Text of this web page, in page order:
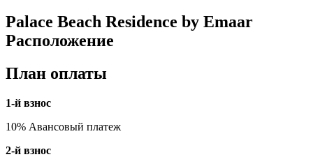
Palace Beach Residence by Emaar
Расположение
План оплаты
1-й взнос
10% Авансовый платеж
2-й взнос